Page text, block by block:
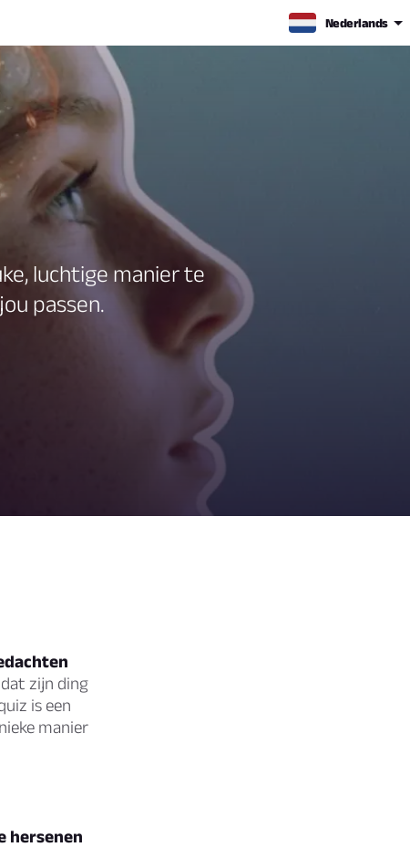
Nederlands
luchtige manier te
passen.
zijn ding
is een
manier
hersenen